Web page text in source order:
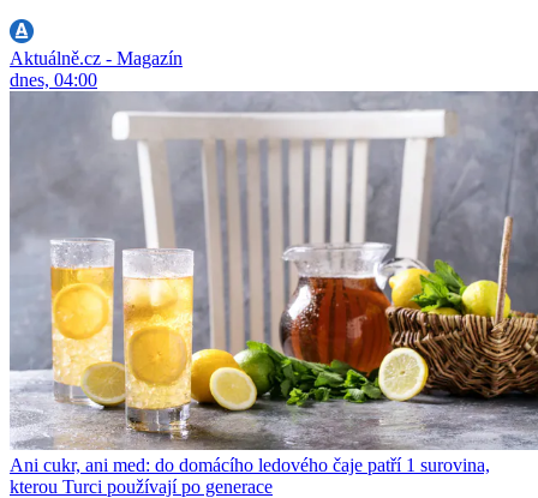
Aktuálně.cz - Magazín
dnes, 04:00
Ani cukr, ani med: do domácího ledového čaje patří 1 surovina,
kterou Turci používají po generace